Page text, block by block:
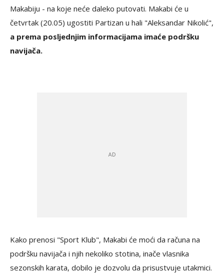
Makabiju - na koje neće daleko putovati. Makabi će u
četvrtak (20.05) ugostiti Partizan u hali "Aleksandar Nikolić",
a prema posljednjim informacijama imaće podršku
navijača.
Kako prenosi "Sport Klub", Makabi će moći da računa na
podršku navijača i njih nekoliko stotina, inače vlasnika
sezonskih karata, dobilo je dozvolu da prisustvuje utakmici.